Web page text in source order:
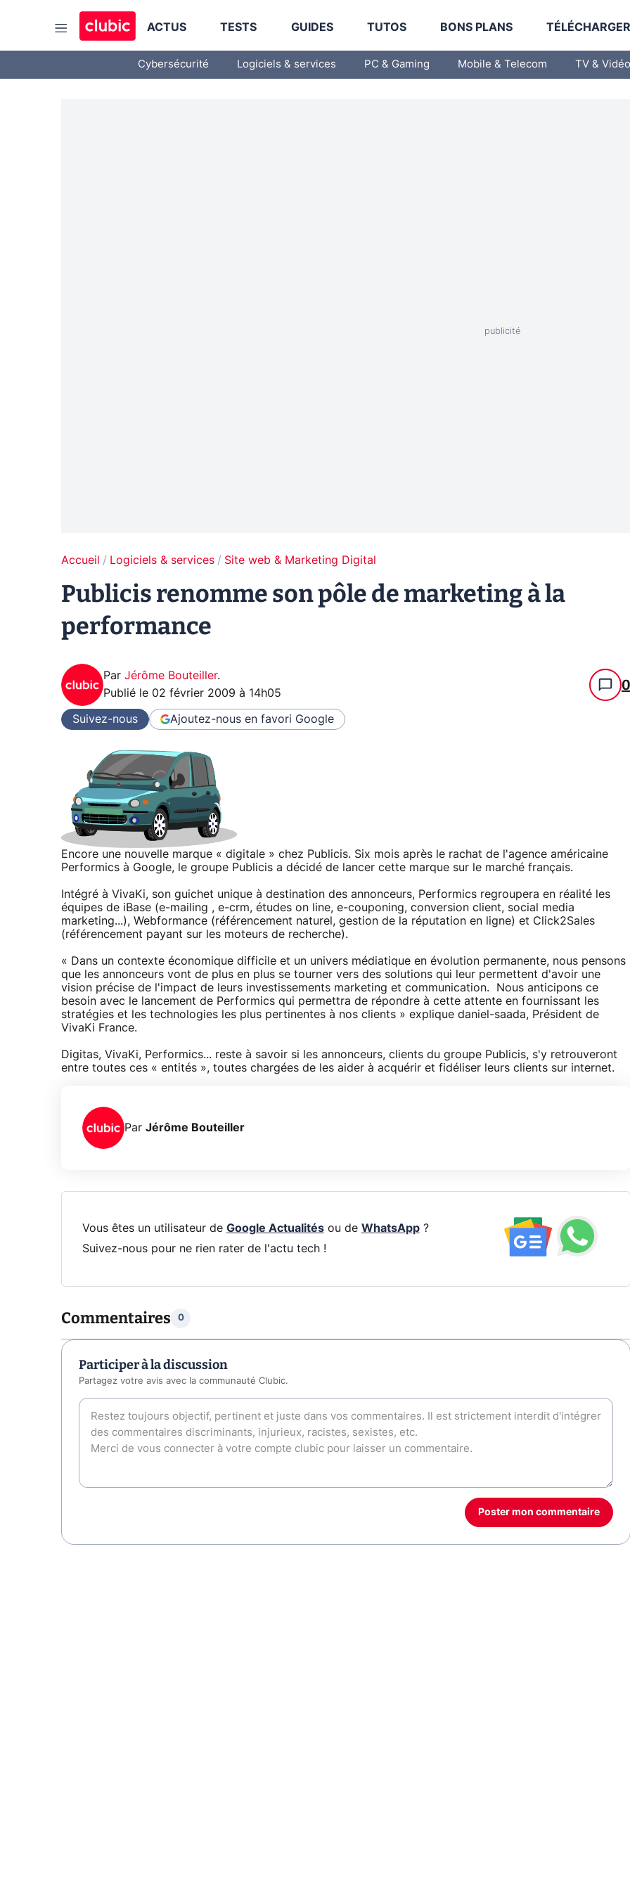
ACTUS TESTS GUIDES TUTOS BONS PLANS
Cybersécurité Logiciels & services PC & Gaming Mobile & Telecom TV & Vidéo
Accueil Logiciels & services Site web & Marketing Digital
Publicis renomme son pôle de marketing à la
performance
Par Jérôme Bouteiller.
Publié le 02 février 2009 à 14h05 0
Suivez-nous Ajoutez-nous en favori Google
Encore une nouvelle marque « digitale » chez Publicis. Six mois après le rachat de l'agence américaine
Performics à Google, le groupe Publicis a décidé de lancer cette marque sur le marché français.
Intégré à VivaKi, son guichet unique à destination des annonceurs, Performics regroupera en réalité les
équipes de iBase (e-mailing , e-crm, études on line, e-couponing, conversion client, social media
marketing...), Webformance (référencement naturel, gestion de la réputation en ligne) et Click2Sales
(référencement payant sur les moteurs de recherche).
« Dans un contexte économique difficile et un univers médiatique en évolution permanente, nous pensons
que les annonceurs vont de plus en plus se tourner vers des solutions qui leur permettent d'avoir une
vision précise de l'impact de leurs investissements marketing et communication. Nous anticipons ce
besoin avec le lancement de Performics qui permettra de répondre à cette attente en fournissant les
stratégies et les technologies les plus pertinentes à nos clients » explique daniel-saada, Président de
VivaKi France.
Digitas, VivaKi, Performics... reste à savoir si les annonceurs, clients du groupe Publicis, s'y retrouveront
entre toutes ces « entités », toutes chargées de les aider à acquérir et fidéliser leurs clients sur internet.
Par Jérôme Bouteiller
Vous êtes un utilisateur de Google Actualitésou de WhatsApp?
Suivez-nous pour ne rien rater de l'actu tech !
Commentaires 0
Participer à la discussion
Partagez votre avis avec la communauté Clubic.
Poster mon commentaire